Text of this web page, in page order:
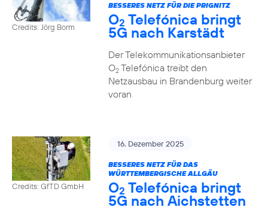
Credits: Jörg Borm
BESSERES NETZ FÜR DIE PRIGNITZ
O2 Telefónica bringt
5G nach Karstädt
Der Telekommunikationsanbieter
O2Telefónica treibt den
Netzausbau in Brandenburg weiter
voran
Credits: GfTD GmbH
16. Dezember 2025
BESSERES NETZ FÜR DAS
WÜRTTEMBERGISCHE ALLGÄU
O2 Telefónica bringt
5G nach Aichstetten